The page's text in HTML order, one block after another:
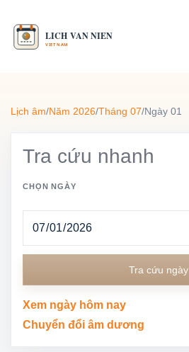
Lịch âm/Năm 2026/Tháng 07/Ngày 01
Tra cứu nhanh
CHỌN NGÀY
Tra cứu ngày
Xem ngày hôm nay
Chuyển đổi âm dương